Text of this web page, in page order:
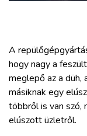
ARCHÍVUM
WEBSHOP
A
hogy nagy a
meglepő az a
másiknak egy
többről is van szó,
elúszott üzletről.